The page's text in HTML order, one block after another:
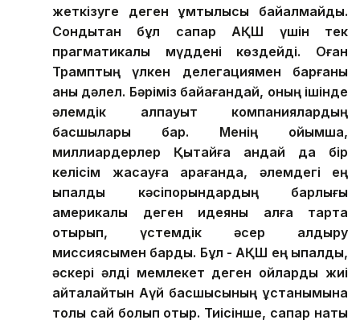
жеткізуге деген ұмтылысы байқалмайды.
Сондықтан бұл сапар АҚШ үшін тек
прагматикалық мүддені көздейді. Оған
Трамптың үлкен делегациямен барғаны
анық дәлел. Бәріміз байқағандай, оның ішінде
әлемдік алпауыт компаниялардың
басшылары бар. Менің ойымша,
миллиардерлер Қытайға қандай да бір
келісім жасауға қарағанда, әлемдегі ең
ықпалды кәсіпорындардың барлығы
америкалық деген идеяны алға тарта
отырып, үстемдік әсер қалдыру
миссиясымен барды. Бұл - АҚШ ең ықпалды,
әскері әлді мемлекет деген ойларды жиі
қайталайтын Ақүй басшысының ұстанымына
толық сай болып отыр. Тиісінше, сапар нақты